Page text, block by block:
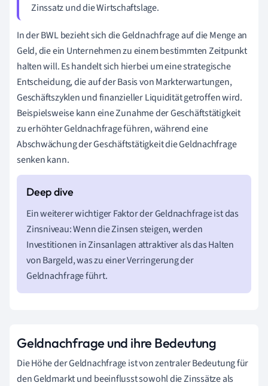
Zinssatz und die Wirtschaftslage.
In der BWL bezieht sich die Geldnachfrage auf die Menge an
Geld, die ein Unternehmen zu einem bestimmten Zeitpunkt
halten will. Es handelt sich hierbei um eine strategische
Entscheidung, die auf der Basis von Markterwartungen,
Geschäftszyklen und finanzieller Liquidität getroffen wird.
Beispielsweise kann eine Zunahme der Geschäftstätigkeit
zu erhöhter Geldnachfrage führen, während eine
Abschwächung der Geschäftstätigkeit die Geldnachfrage
senken kann.
Ein weiterer wichtiger Faktor der Geldnachfrage ist das
Zinsniveau: Wenn die Zinsen steigen, werden
Investitionen in Zinsanlagen attraktiver als das Halten
von Bargeld, was zu einer Verringerung der
Geldnachfrage führt.
Geldnachfrage und ihre Bedeutung
Die Höhe der Geldnachfrage ist von zentraler Bedeutung für
den Geldmarkt und beeinflusst sowohl die Zinssätze als